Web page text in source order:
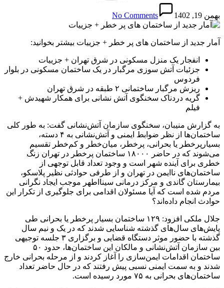
بهمن 19, 1402 No Comments
آمار جدید از ساختمان های پر خطر + جزییات بیشتر بخوانید:
انفجار یک منزل مسکونی در شرق تهران + جزییات
جزئیات آتش‌ سوزی مرگبار در یک ساختمان مسکونی در بلوار
فردوس
ریزش مرگبار ساختمانی ۲ طبقه در شرق تهران
گریه دردناک سخنگوی آتش نشانی برای همکار شهیدش +
فیلم
به گزارش منیبان، سخنگوی سازمان آتش‌نشانی گفت: به طور کلی
ساختمان‌ها از نظر ضوابط ایمنی و آتش‌نشانی به ۴ دسته،
بسیارپرخطر یا بحرانی، پرخطر، میان‌خطر و کم‌خطر تقسیم
می‌شوند که در حاضر ۱۸۰۰۰ ساختمان پرخطر در تهران زنگ
خطری برای آینده شهر است و وجود تعداد قابل توجهی از
ساختمان‌های ناایمن در تهران و از طرفی حوادثی نظیر پلاسکو،
بیمارستان گاندی و مرکز درمانی سینااطهر موجب ایجاد نگرانی
مردم شده است که آیا مسئولان اقدامی برای جلوگیری از تکرار این
حوادث انجام داده‌اند؟
جلال ملکی افزود: ۱۲۹ ساختمان بسیار پرخطر یا بحرانی طی
پایش‌های سال‌های گذشته شناسایی شدند که در یک و نیم سال
گذشته با حضور موثر دستگاه قضایی و برگزاری ۳ جلسه توجیهی
بین سازمان آتش‌نشانی و مالکان این ساختمان‌ها، حدود ۵۰
ساختمان اقدامات ایمن‌سازی را آغاز کردند و از مرحله بحرانی خارج
شدند و به سمت ایمنی نسبی پیش رفتند که در حال حاضر تعداد
ساختمان‌های بحرانی به ۷۵ مورد رسیده است.